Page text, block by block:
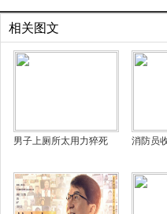
相关图文
男子上厕所太用力猝死 消防员